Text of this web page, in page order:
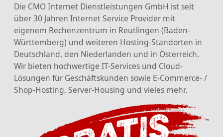
Die CMO Internet Dienstleistungen GmbH ist seit
über 30 Jahren Internet Service Provider mit
eigenem Rechenzentrum in Reutlingen (Baden-
Württemberg) und weiteren Hosting-Standorten in
Deutschland, den Niederlanden und in Österreich.
Wir bieten hochwertige IT-Services und Cloud-
Lösungen für Geschäftskunden sowie E-Commerce- /
Shop-Hosting, Server-Housing und vieles mehr.